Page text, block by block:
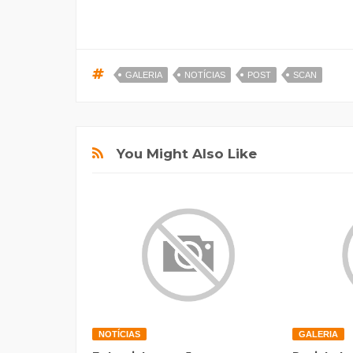
GALERIA NOTÍCIAS POST SCAN
You Might Also Like
NOTÍCIAS GALERIA